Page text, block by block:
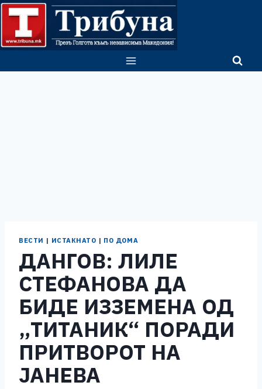
Skip
content
ВЕСТИ | ИСТАКНАТО | ПО ДОМА
ДАНГОВ: ЛИЛЕ
СТЕФАНОВА ДА
БИДЕ ИЗЗЕМЕНА ОД
„ТИТАНИК“ ПОРАДИ
ПРИТВОРОТ НА
ЈАНЕВА